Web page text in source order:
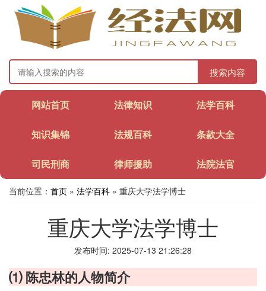
搜索内容
网站首页 法律知识 法学百科
知识集锦 法规百科 条款大全
司民刑商 律师援助 法院法官
当前位置： 首页 » 法学百科 » 重庆大学法学博士
重庆大学法学博士
发布时间: 2025-07-13 21:26:28
⑴ 陈忠林的人物简介